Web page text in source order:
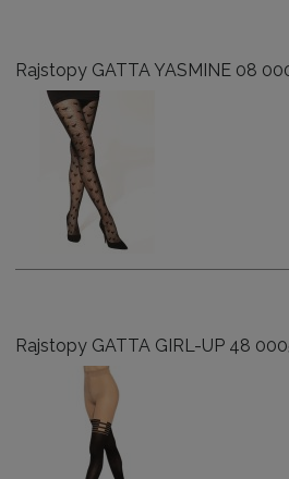
Rajstopy GATTA YASMINE 08
Rajstopy GATTA GIRL-UP 48